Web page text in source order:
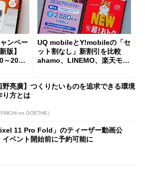
ンペー
新版】
～20％
UQ mobileとY!mobileの「セ
ット割なし」新割引を比較
ahamo、LINEMO、楽天モバ
野亮廣】つくりたいものを追求できる環境
り方とは
on GOETHE）
11 Pro Fold」のティーザー動画公
ベント開始前に予約可能に